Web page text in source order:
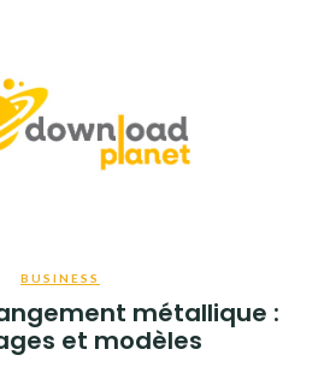
BUSINESS
métallique :
et modèles